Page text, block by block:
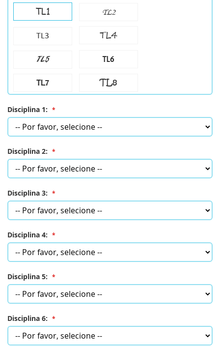
TL1 TL2
TL3 TL4
TL5 TL6
TL7 TL8
Disciplina 1:
Disciplina 2:
Disciplina 3:
Disciplina 4:
Disciplina 5:
Disciplina 6: